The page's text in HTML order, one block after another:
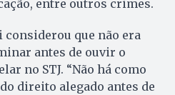
entre outros crimes.
que não era
antes de ouvir o
no STJ. “Não há como
direito alegado antes de